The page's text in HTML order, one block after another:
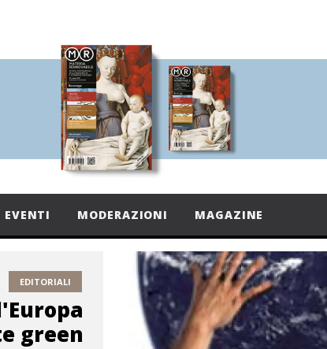
EVENTI MODERAZIONI MAGAZINE
EDITORIALI
green